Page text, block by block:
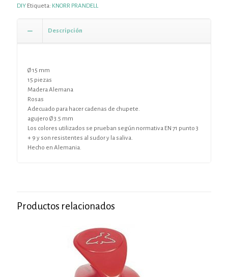
DIY Etiqueta: KNORR PRANDELL
Descripción
Ø 15 mm
15 piezas
Madera Alemana
Rosas
Adecuado para hacer cadenas de chupete.
agujero Ø 3.5 mm
Los colores utilizados se prueban según normativa EN 71 punto 3
+ 9 y son resistentes al sudor y la saliva.
Hecho en Alemania.
Productos relacionados